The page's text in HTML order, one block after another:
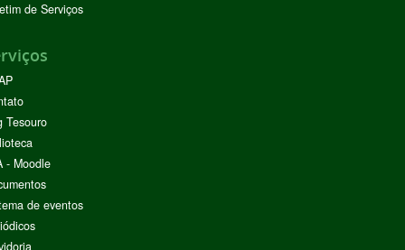
de Serviços
Tesouro
- Moodle
de eventos